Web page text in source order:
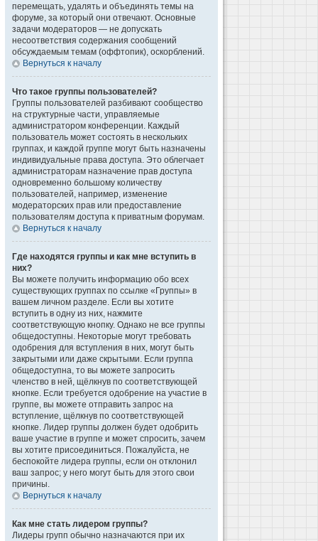
перемещать, удалять и объединять темы на
форуме, за который они отвечают. Основные
задачи модераторов — не допускать
несоответствия содержания сообщений
обсуждаемым темам (оффтопик), оскорблений.
Вернуться к началу
Что такое группы пользователей?
Группы пользователей разбивают сообщество
на структурные части, управляемые
администратором конференции. Каждый
пользователь может состоять в нескольких
группах, и каждой группе могут быть назначены
индивидуальные права доступа. Это облегчает
администраторам назначение прав доступа
одновременно большому количеству
пользователей, например, изменение
модераторских прав или предоставление
пользователям доступа к приватным форумам.
Вернуться к началу
Где находятся группы и как мне вступить в
них?
Вы можете получить информацию обо всех
существующих группах по ссылке «Группы» в
вашем личном разделе. Если вы хотите
вступить в одну из них, нажмите
соответствующую кнопку. Однако не все группы
общедоступны. Некоторые могут требовать
одобрения для вступления в них, могут быть
закрытыми или даже скрытыми. Если группа
общедоступна, то вы можете запросить
членство в ней, щёлкнув по соответствующей
кнопке. Если требуется одобрение на участие в
группе, вы можете отправить запрос на
вступление, щёлкнув по соответствующей
кнопке. Лидер группы должен будет одобрить
ваше участие в группе и может спросить, зачем
вы хотите присоединиться. Пожалуйста, не
беспокойте лидера группы, если он отклонил
ваш запрос; у него могут быть для этого свои
причины.
Вернуться к началу
Как мне стать лидером группы?
Лидеры групп обычно назначаются при их